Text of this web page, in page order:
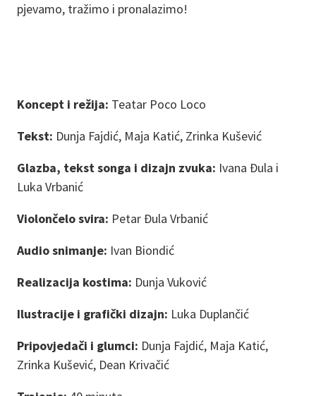
pjevamo, tražimo i pronalazimo!
Koncept i režija: Teatar Poco Loco
Tekst: Dunja Fajdić, Maja Katić, Zrinka Kušević
Glazba, tekst songa i dizajn zvuka: Ivana Đula i
Luka Vrbanić
Violončelo svira: Petar Đula Vrbanić
Audio snimanje: Ivan Biondić
Realizacija kostima: Dunja Vuković
Ilustracije i grafički dizajn: Luka Duplančić
Pripovjedači i glumci: Dunja Fajdić, Maja Katić,
Zrinka Kušević, Dean Krivačić